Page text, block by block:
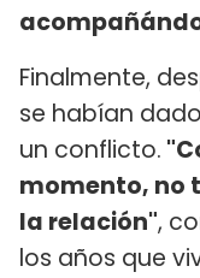
Finalmente,
se habían
un conflicto.
momento, no
la relación",
los años que